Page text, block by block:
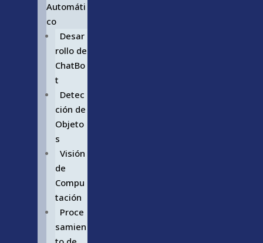
Automáti
co
Desar
rollo de
ChatBo
t
Detec
ción de
Objeto
s
Visión
de
Compu
tación
Proce
samien